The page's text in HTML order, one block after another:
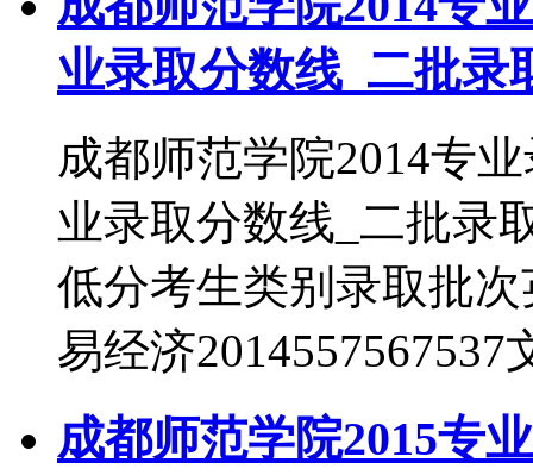
业录取分数线_二批录
成都师范学院2014专
业录取分数线_二批录
低分考生类别录取批次
易经济2014557567537
成都师范学院2015专